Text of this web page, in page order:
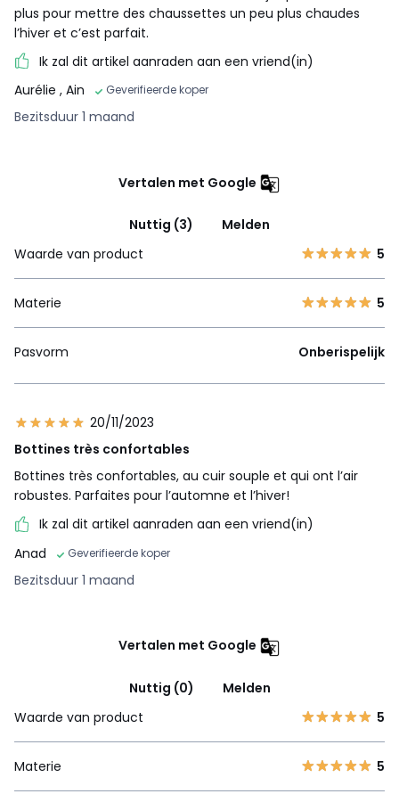
plus pour mettre des chaussettes un peu plus chaudes
l’hiver et c’est parfait.
Ik zal dit artikel aanraden aan een vriend(in)
Aurélie , Ain Geverifieerde koper
Bezitsduur 1 maand
Vertalen met Google
Nuttig (3)
Melden
Waarde van product
5
Materie 5
Pasvorm Onberispelijk
20/11/2023
Bottines très confortables
Bottines très confortables, au cuir souple et qui ont l’air
robustes. Parfaites pour l’automne et l’hiver!
Ik zal dit artikel aanraden aan een vriend(in)
Anad
Geverifieerde koper
Bezitsduur 1 maand
Vertalen met Google
Nuttig (0)
Melden
Waarde van product
5
Materie 5